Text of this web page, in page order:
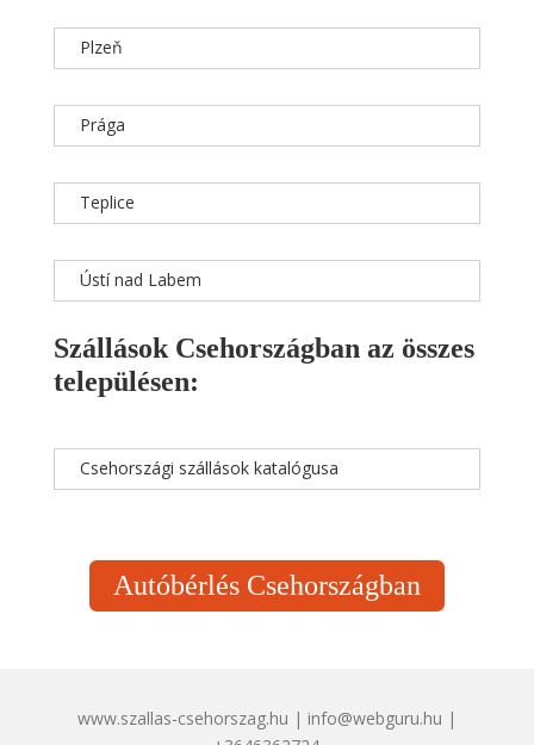
Plzeň
Prága
Teplice
Ústí nad Labem
Szállások Csehországban az összes
településen:
Csehországi szállások katalógusa
Autóbérlés Csehországban
www.szallas-csehorszag.hu | info@webguru.hu |